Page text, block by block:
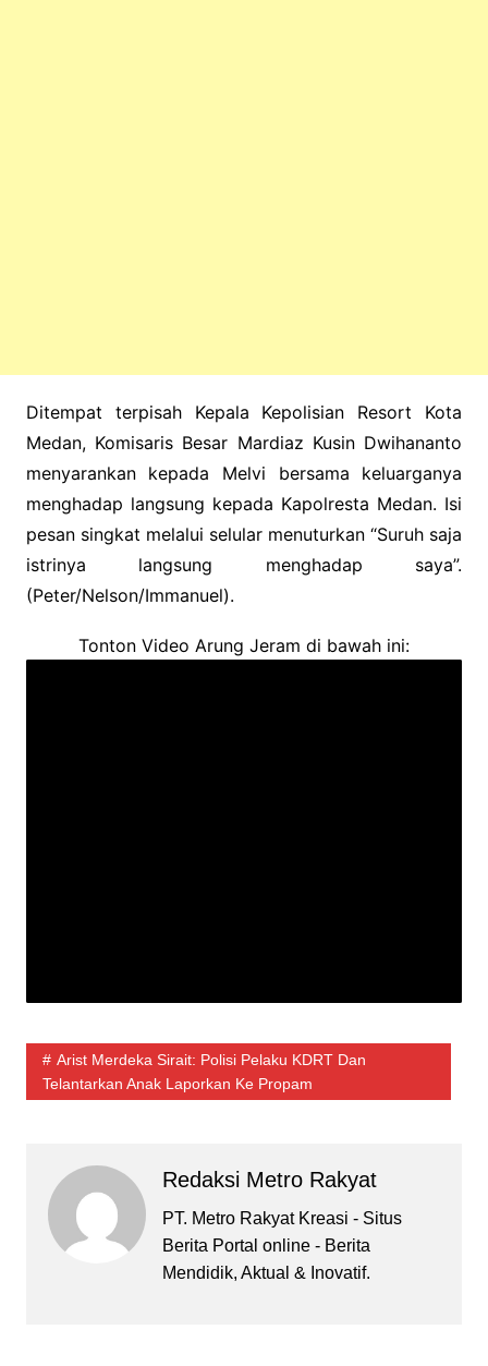
Ditempat terpisah Kepala Kepolisian Resort Kota
Medan, Komisaris Besar Mardiaz Kusin Dwihananto
menyarankan kepada Melvi bersama keluarganya
menghadap langsung kepada Kapolresta Medan. Isi
pesan singkat melalui selular menuturkan “Suruh saja
istrinya langsung menghadap saya”.
(Peter/Nelson/Immanuel).
Tonton Video Arung Jeram di bawah ini:
Arist Merdeka Sirait: Polisi Pelaku KDRT Dan
Telantarkan Anak Laporkan Ke Propam
Redaksi Metro Rakyat
PT. Metro Rakyat Kreasi - Situs
Berita Portal online - Berita
Mendidik, Aktual & Inovatif.